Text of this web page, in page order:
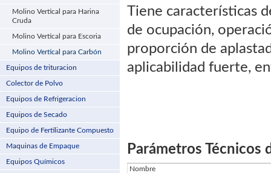
Molino Vertical para Harina
Cruda
Molino Vertical para Escoria
Molino Vertical para Carbón
Equipos de trituracion
Colector de Polvo
Equipos de Refrigeracion
Equipos de Secado
Equipo de Fertilizante Compuesto
Maquinas de Empaque
Equipos Químicos
Tiene características
de ocupación,
proporción de
aplicabilidad fuerte,
Parámetros
Nombre